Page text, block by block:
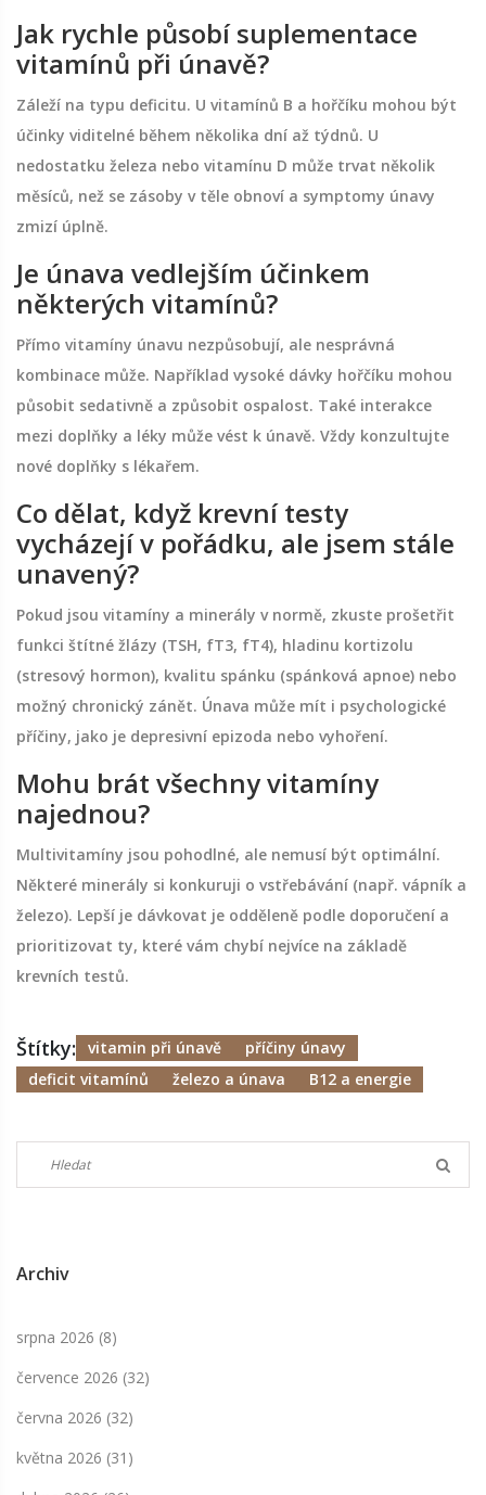
Jak rychle působí suplementace
vitamínů při únavě?
Záleží na typu deficitu. U vitamínů B a hořčíku mohou být
účinky viditelné během několika dní až týdnů. U
nedostatku železa nebo vitamínu D může trvat několik
měsíců, než se zásoby v těle obnoví a symptomy únavy
zmizí úplně.
Je únava vedlejším účinkem
některých vitamínů?
Přímo vitamíny únavu nezpůsobují, ale nesprávná
kombinace může. Například vysoké dávky hořčíku mohou
působit sedativně a způsobit ospalost. Také interakce
mezi doplňky a léky může vést k únavě. Vždy konzultujte
nové doplňky s lékařem.
Co dělat, když krevní testy
vycházejí v pořádku, ale jsem stále
unavený?
Pokud jsou vitamíny a minerály v normě, zkuste prošetřit
funkci štítné žlázy (TSH, fT3, fT4), hladinu kortizolu
(stresový hormon), kvalitu spánku (spánková apnoe) nebo
možný chronický zánět. Únava může mít i psychologické
příčiny, jako je depresivní epizoda nebo vyhoření.
Mohu brát všechny vitamíny
najednou?
Multivitamíny jsou pohodlné, ale nemusí být optimální.
Některé minerály si konkuruji o vstřebávání (např. vápník a
železo). Lepší je dávkovat je odděleně podle doporučení a
prioritizovat ty, které vám chybí nejvíce na základě
krevních testů.
Štítky: vitamin při únavě
příčiny únavy
deficit vitamínů
železo a únava B12 a energie
Archiv
srpna 2026 (8)
července 2026 (32)
června 2026 (32)
května 2026 (31)